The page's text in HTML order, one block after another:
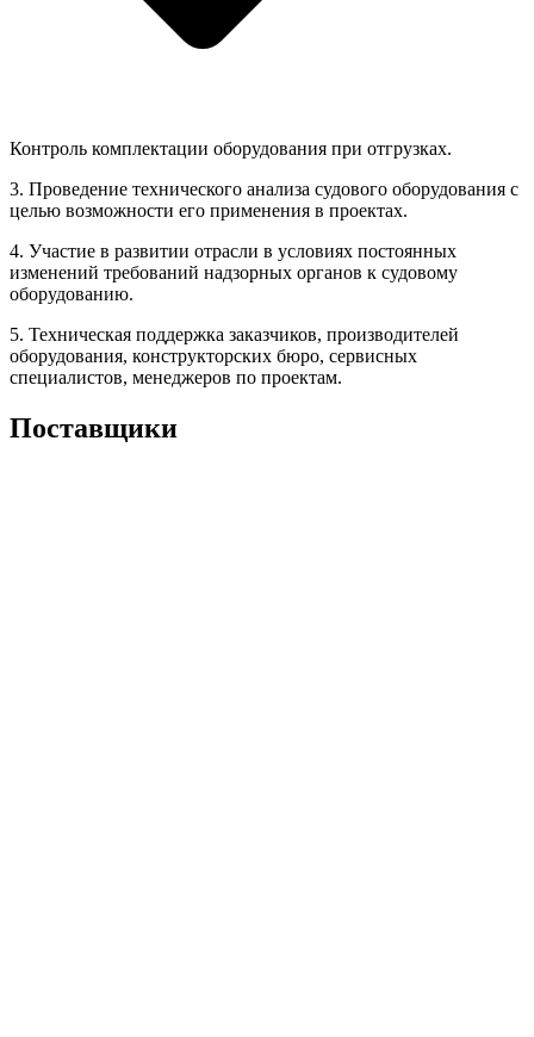
Контроль комплектации оборудования при отгрузках.
3. Проведение технического анализа судового оборудования с
целью возможности его применения в проектах.
4. Участие в развитии отрасли в условиях постоянных
изменений требований надзорных органов к судовому
оборудованию.
5. Техническая поддержка заказчиков, производителей
оборудования, конструкторских бюро, сервисных
специалистов, менеджеров по проектам.
Поставщики